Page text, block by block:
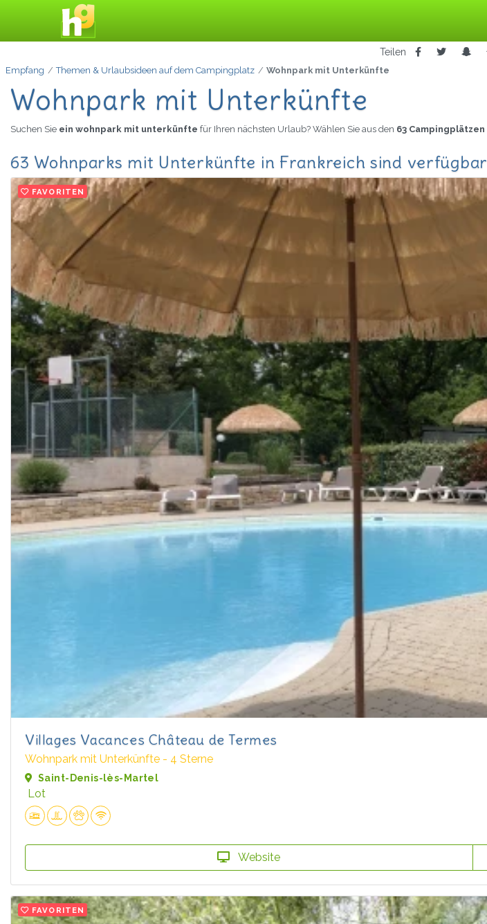
Teilen
Empfang Themen & Urlaubsideen auf dem Campingplatz Wohnpark mit Unterkünfte
Wohnpark mit Unterkünfte
Suchen Sie ein wohnpark mit unterkünfte für Ihren nächsten Urlaub? Wählen Sie aus den 63 Campingplätzen
63 Wohnparks mit Unterkünfte in Frankreich sind verfügbar
FAVORITEN
Villages Vacances Château de Termes
Wohnpark mit Unterkünfte - 4 Sterne
Saint-Denis-lès-Martel
Lot
Website
FAVORITEN